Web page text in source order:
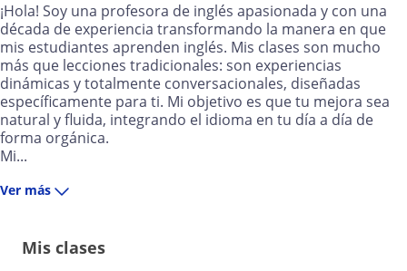
¡Hola! Soy una profesora de inglés apasionada y con una
década de experiencia transformando la manera en que
mis estudiantes aprenden inglés. Mis clases son mucho
más que lecciones tradicionales: son experiencias
dinámicas y totalmente conversacionales, diseñadas
específicamente para ti. Mi objetivo es que tu mejora sea
natural y fluida, integrando el idioma en tu día a día de
forma orgánica.
Mi...
Ver más
Mis clases